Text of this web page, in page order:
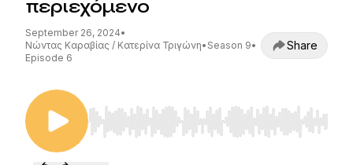
περιεχόμενο
September 26, 2024•
Νώντας Καραβίας / Κατερίνα Τριγώνη• Season 9•
Episode 6
Share
Use Left/Right to seek, Home/End to jump to